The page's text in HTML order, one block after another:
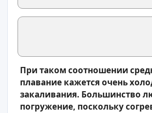
При таком соотношении
плавание кажется очень
закаливания. Большинство
погружение, поскольку